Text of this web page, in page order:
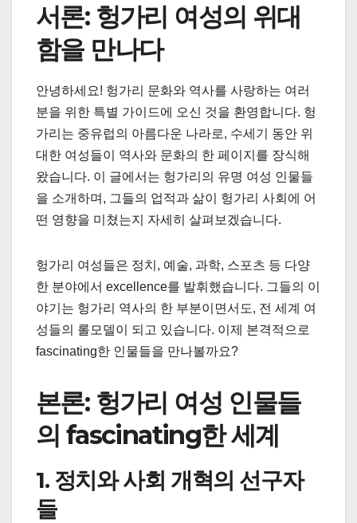
서론: 헝가리 여성의 위대
함을 만나다
안녕하세요! 헝가리 문화와 역사를 사랑하는 여러
분을 위한 특별 가이드에 오신 것을 환영합니다. 헝
가리는 중유럽의 아름다운 나라로, 수세기 동안 위
대한 여성들이 역사와 문화의 한 페이지를 장식해
왔습니다. 이 글에서는 헝가리의 유명 여성 인물들
을 소개하며, 그들의 업적과 삶이 헝가리 사회에 어
떤 영향을 미쳤는지 자세히 살펴보겠습니다.
헝가리 여성들은 정치, 예술, 과학, 스포츠 등 다양
한 분야에서 excellence를 발휘했습니다. 그들의 이
야기는 헝가리 역사의 한 부분이면서도, 전 세계 여
성들의 롤모델이 되고 있습니다. 이제 본격적으로
fascinating한 인물들을 만나볼까요?
본론: 헝가리 여성 인물들
의 fascinating한 세계
1. 정치와 사회 개혁의 선구자
들